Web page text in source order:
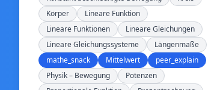
Körper
Lineare Funktion
Lineare Funktionen
Lineare Gleichungen
Lineare Gleichungssysteme
Längenmaße
mathe_snack
Mittelwert
peer_explain
Physik – Bewegung
Potenzen